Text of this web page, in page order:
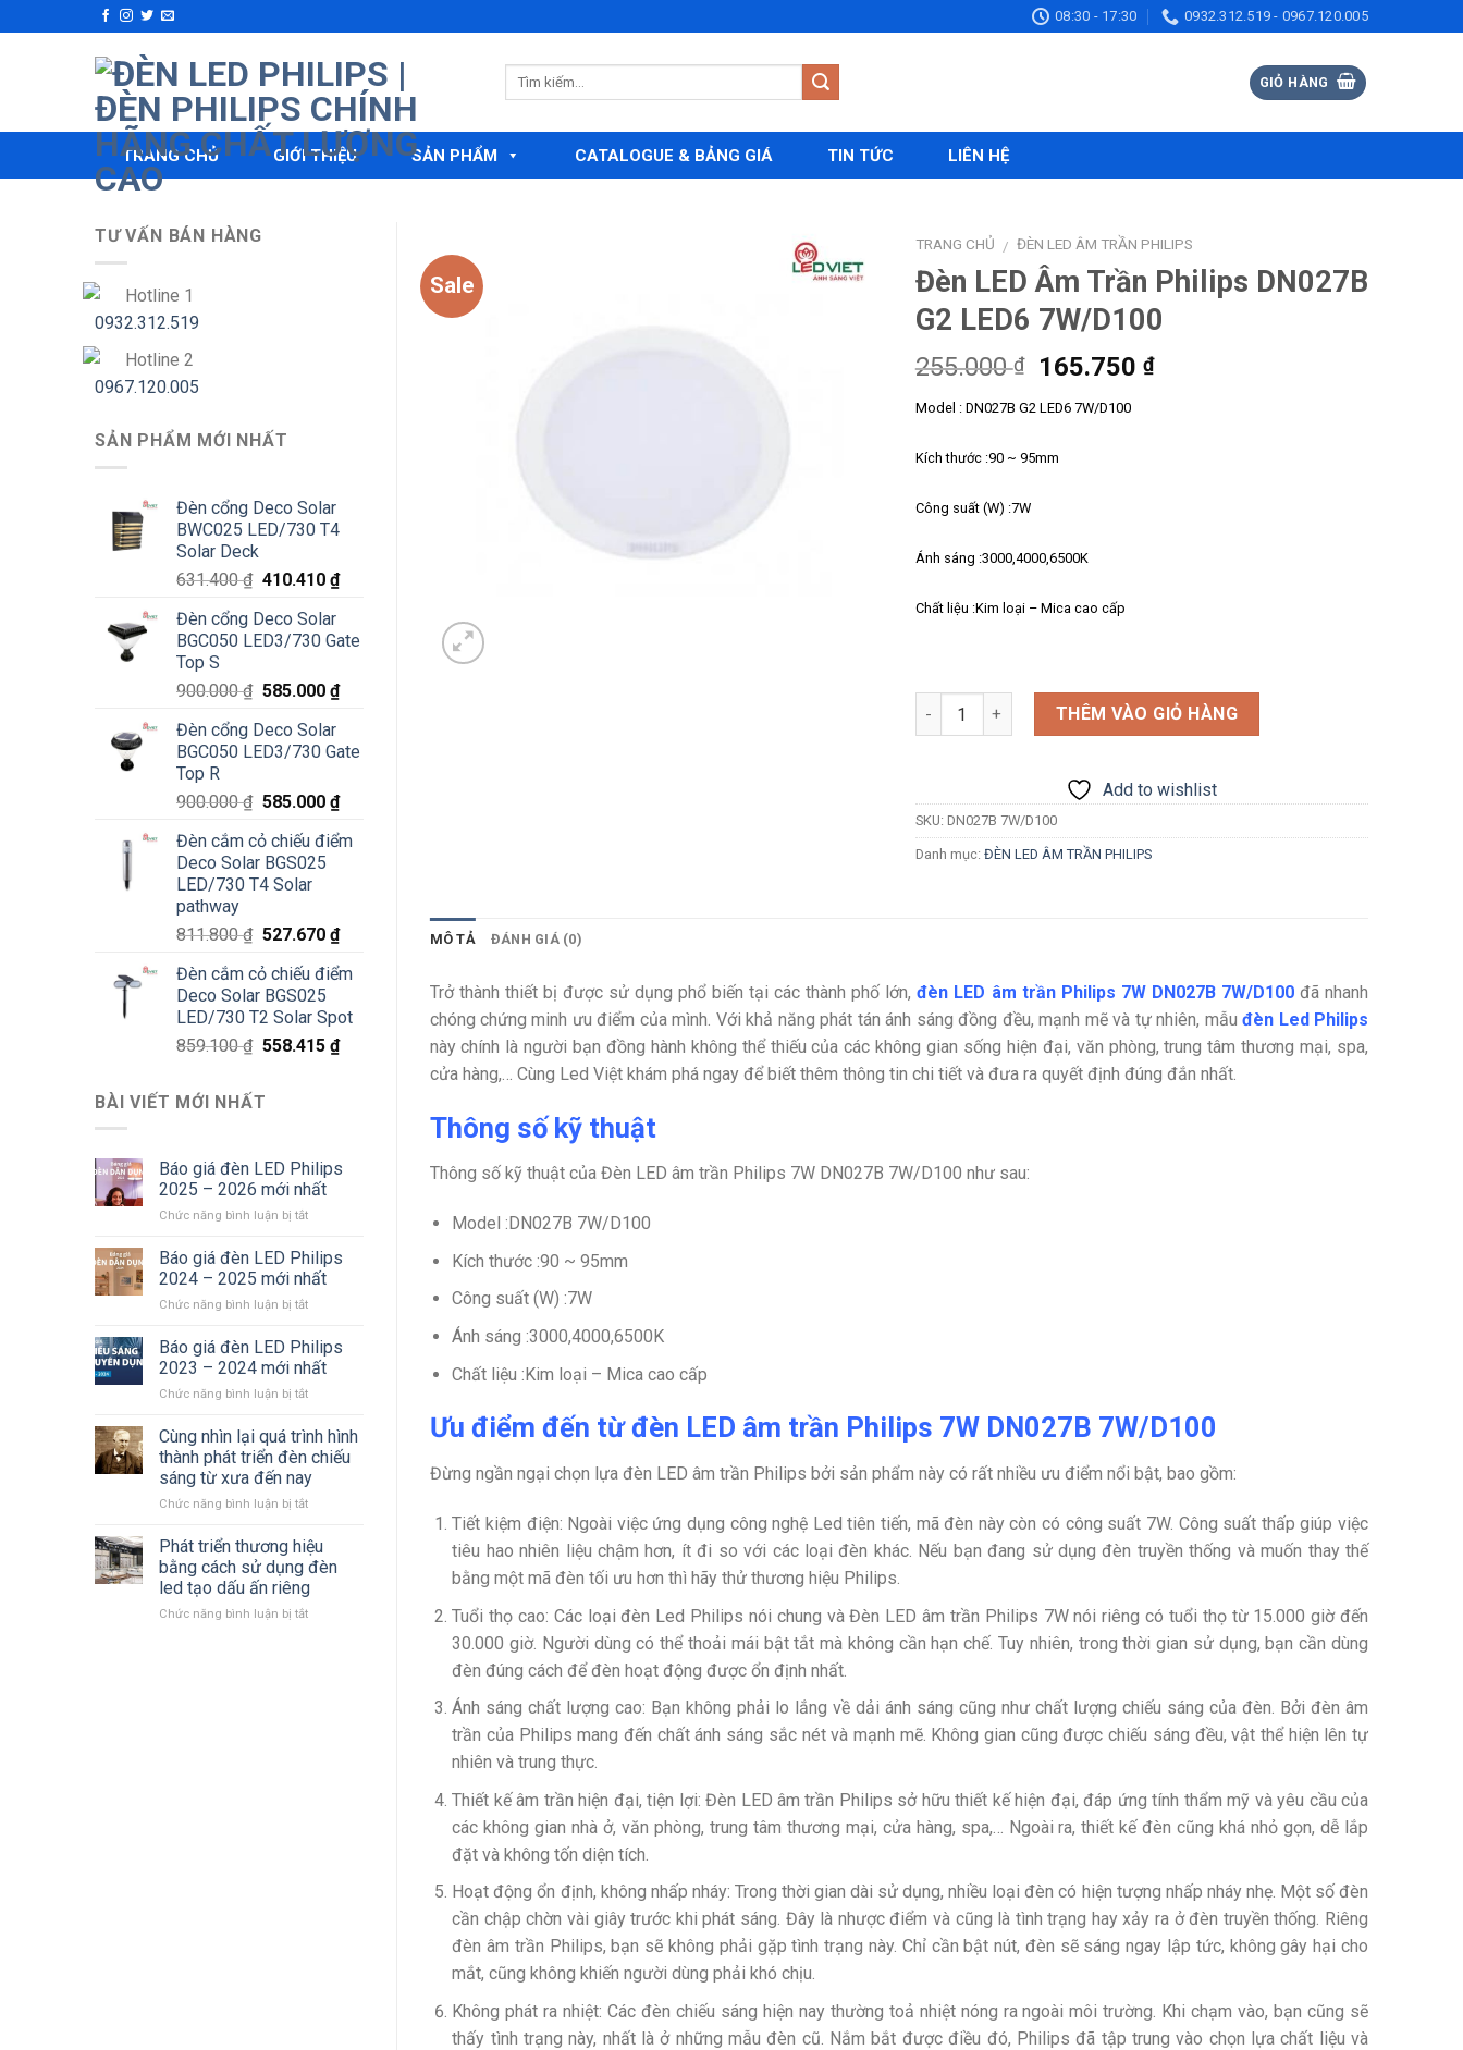
to
08:30 - 17:30 0932.312.519 - 0967.120.005
GIỎ HÀNG
TRANG CHỦ GIỚI THIỆU SẢN PHẨM CATALOGUE & BẢNG GIÁ TIN TỨC LIÊN HỆ
Sale
TRANG CHỦ / ĐÈN LED ÂM TRẦN PHILIPS
Đèn LED Âm Trần Philips DN027B
G2 LED6 7W/D100
255.000₫
Giá
là:
165.750 ₫Giá
Model : DN027B G2 LED6 7W/D100
Kích thước :90 ~ 95mm
Công suất (W) :7W
Ánh sáng :3000,4000,6500K
Chất liệu :Kim loại – Mica cao cấp
Số lượng THÊM VÀO GIỎ HÀNG
Add to wishlist
SKU: DN027B 7W/D100
Danh mục: ĐÈN LED ÂM TRẦN PHILIPS
MÔ TẢ ĐÁNH GIÁ (0)
Trở thành thiết bị được sử dụng phổ biến tại các thành phố lớn,đèn LED âm trần Philips 7W DN027B 7W/D100 đã nhanh
chóng chứng minh ưu điểm của mình. Với khả năng phát tán ánh sáng đồng đều, mạnh mẽ và tự nhiên, mẫuđèn Led Philips
này chính là người bạn đồng hành không thể thiếu của các không gian sống hiện đại, văn phòng, trung tâm thương mại, spa,
cửa hàng,… Cùng Led Việt khám phá ngay để biết thêm thông tin chi tiết và đưa ra quyết định đúng đắn nhất.
Thông số kỹ thuật
Thông số kỹ thuật của Đèn LED âm trần Philips 7W DN027B 7W/D100 như sau:
Model :DN027B 7W/D100
Kích thước :90 ~ 95mm
Công suất (W) :7W
Ánh sáng :3000,4000,6500K
Chất liệu :Kim loại – Mica cao cấp
Ưu điểm đến từ đèn LED âm trần Philips 7W DN027B 7W/D100
Đừng ngần ngại chọn lựa đèn LED âm trần Philips bởi sản phẩm này có rất nhiều ưu điểm nổi bật, bao gồm:
Tiết kiệm điện: Ngoài việc ứng dụng công nghệ Led tiên tiến, mã đèn này còn có công suất 7W. Công suất thấp giúp việc
tiêu hao nhiên liệu chậm hơn, ít đi so với các loại đèn khác. Nếu bạn đang sử dụng đèn truyền thống và muốn thay thế
bằng một mã đèn tối ưu hơn thì hãy thử thương hiệu Philips.
Tuổi thọ cao: Các loại đèn Led Philips nói chung và Đèn LED âm trần Philips 7W nói riêng có tuổi thọ từ 15.000 giờ đến
30.000 giờ. Người dùng có thể thoải mái bật tắt mà không cần hạn chế. Tuy nhiên, trong thời gian sử dụng, bạn cần dùng
đèn đúng cách để đèn hoạt động được ổn định nhất.
Ánh sáng chất lượng cao: Bạn không phải lo lắng về dải ánh sáng cũng như chất lượng chiếu sáng của đèn. Bởi đèn âm
trần của Philips mang đến chất ánh sáng sắc nét và mạnh mẽ. Không gian cũng được chiếu sáng đều, vật thể hiện lên tự
nhiên và trung thực.
Thiết kế âm trần hiện đại, tiện lợi: Đèn LED âm trần Philips sở hữu thiết kế hiện đại, đáp ứng tính thẩm mỹ và yêu cầu của
các không gian nhà ở, văn phòng, trung tâm thương mại, cửa hàng, spa,… Ngoài ra, thiết kế đèn cũng khá nhỏ gọn, dễ lắp
đặt và không tốn diện tích.
Hoạt động ổn định, không nhấp nháy: Trong thời gian dài sử dụng, nhiều loại đèn có hiện tượng nhấp nháy nhẹ. Một số đèn
cần chập chờn vài giây trước khi phát sáng. Đây là nhược điểm và cũng là tình trạng hay xảy ra ở đèn truyền thống. Riêng
đèn âm trần Philips, bạn sẽ không phải gặp tình trạng này. Chỉ cần bật nút, đèn sẽ sáng ngay lập tức, không gây hại cho
mắt, cũng không khiến người dùng phải khó chịu.
Không phát ra nhiệt: Các đèn chiếu sáng hiện nay thường toả nhiệt nóng ra ngoài môi trường. Khi chạm vào, bạn cũng sẽ
thấy tình trạng này, nhất là ở những mẫu đèn cũ. Nắm bắt được điều đó, Philips đã tập trung vào chọn lựa chất liệu và
TƯ VẤN BÁN HÀNG
Hotline 1
0932.312.519
Hotline 2
0967.120.005
SẢN PHẨM MỚI NHẤT
Đèn cổng Deco Solar
BWC025 LED/730 T4
Solar Deck
631.400₫ Giá
là:
631.400 ₫.
410.410 ₫Giá
là:
Đèn cổng Deco Solar
BGC050 LED3/730 Gate
Top S
900.000₫ Giá
là:
900.000 ₫.
585.000 ₫Giá
là:
Đèn cổng Deco Solar
BGC050 LED3/730 Gate
Top R
900.000₫ Giá
là:
900.000 ₫.
585.000 ₫Giá
tại
Đèn cắm cỏ chiếu điểm
Deco Solar BGS025
LED/730 T4 Solar
pathway
811.800₫ Giá
là:
811.800 ₫.
527.670 ₫Giá
tại
527.670 ₫.
Đèn cắm cỏ chiếu điểm
Deco Solar BGS025
LED/730 T2 Solar Spot
859.100₫ Giá
859.100 ₫.
558.415 ₫Giá
BÀI VIẾT MỚI NHẤT
Báo giá đèn LED Philips
2025 – 2026 mới nhất
Chức năng bình luận bị tắtở
giá
đèn
LED
Philips
–
2026
nhất
Báo giá đèn LED Philips
2024 – 2025 mới nhất
Chức năng bình luận bị tắtở
giá
đèn
LED
Philips
–
2025
nhất
Báo giá đèn LED Philips
2023 – 2024 mới nhất
Chức năng bình luận bị tắtở
giá
đèn
LED
Philips
2023
2024 mới
nhất
Cùng nhìn lại quá trình hình
thành phát triển đèn chiếu
sáng từ xưa đến nay
Chức năng bình luận bị tắtở
nhìn
lại
quá
trình
hình
Phát triển thương hiệu
bằng cách sử dụng đèn
led tạo dấu ấn riêng
Chức năng bình luận bị tắtở